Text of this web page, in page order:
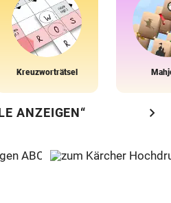
Kreuzworträtsel
ANZEIGEN“ chevron_right